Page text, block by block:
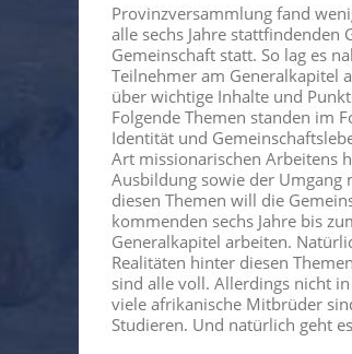
Provinzversammlung fand
alle sechs Jahre stattfindenden
Gemeinschaft statt. So lag es
Teilnehmer am Generalkapitel
über wichtige Inhalte und
Folgende Themen standen im
Identität und
Art missionarischen Arbeitens
Ausbildung sowie der Umgang
diesen Themen will die
kommenden sechs Jahre bis
Generalkapitel arbeiten.
Realitäten hinter diesen
sind alle voll. Allerdings nicht
viele afrikanische Mitbrüder
Studieren. Und natürlich geht